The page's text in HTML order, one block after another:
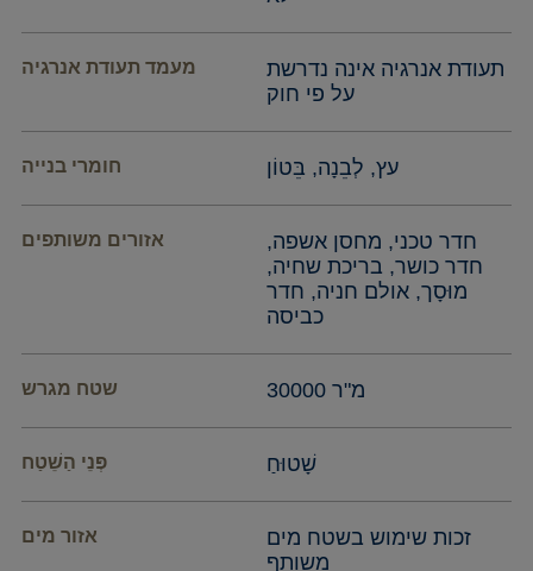
מעמד תעודת אנרגיה
תעודת אנרגיה אינה נדרשת
על פי חוק
חומרי בנייה עץ, לְבֵנָה, בֵּטוֹן
אזורים משותפים
חדר טכני, מחסן אשפה,
חדר כושר, בריכת שחיה,
מוּסָך, אולם חניה, חדר
כביסה
שטח מגרש 30000 מ"ר
פְּנֵי הַשֵׁטַח שָׁטוּחַ
אזור מים
זכות שימוש בשטח מים
משותף